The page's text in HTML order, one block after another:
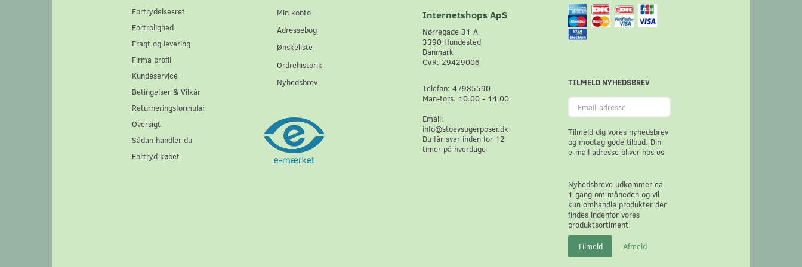
Fortrydelsesret
Fortrolighed
Fragt og levering
Firma profil
Kundeservice
Betingelser & Vilkår
Returneringsformular
Oversigt
Sådan handler du
Fortryd købet
Min konto
Adressebog
Ønskeliste
Ordrehistorik
Nyhedsbrev
Internetshops ApS
Nørregade 31 A
3390 Hundested
Danmark
CVR: 29429006
Telefon: 47985590
Man-tors. 10.00 - 14.00
Email:
info@stoevsugerposer.dk
Du får svar inden for 12
timer på hverdage
TILMELD NYHEDSBREV
Email-
adresse
Tilmeld dig vores nyhedsbrev
og modtag gode tilbud. Din
e-mail adresse bliver hos os
Nyhedsbreve udkommer ca.
1 gang om måneden og vil
kun omhandle produkter der
findes indenfor vores
produktsortiment
Tilmeld Afmeld